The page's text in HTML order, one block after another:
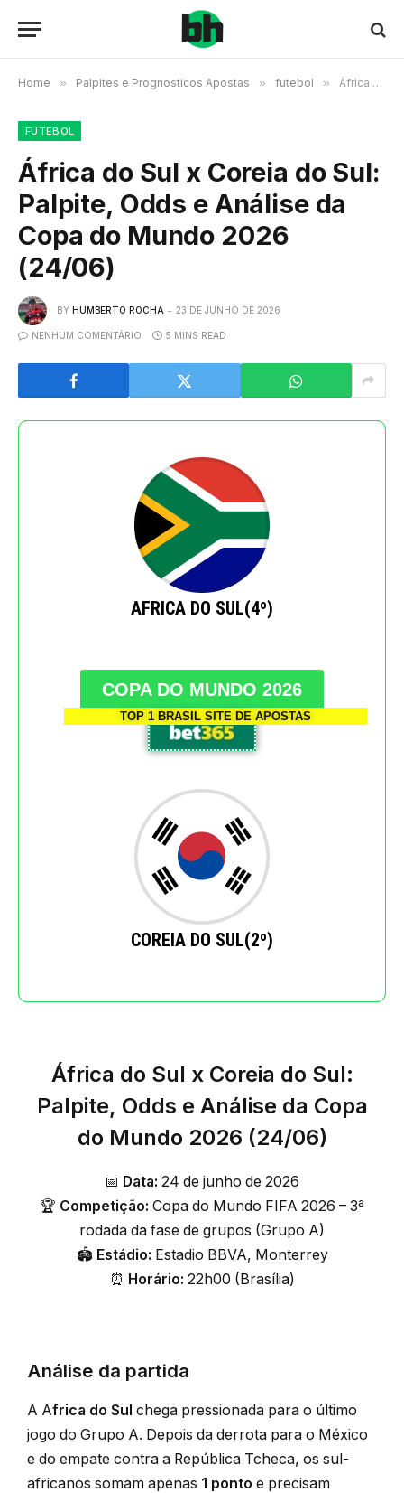
Home » Palpites e Prognosticos Apostas » futebol » África do Sul x Coreia do Sul: Palpite, Odds e Análise da Copa do Mundo 2026 (24/06)
FUTEBOL
África do Sul x Coreia do Sul:
Palpite, Odds e Análise da
Copa do Mundo 2026
(24/06)
BY HUMBERTO ROCHA 23 DE JUNHO DE 2026
NENHUM COMENTÁRIO 5 MINS READ
AFRICA DO SUL(4º)
COPA DO MUNDO 2026
TOP 1 BRASIL SITE DE APOSTAS
COREIA DO SUL(2º)
África do Sul x Coreia do Sul:
Palpite, Odds e Análise da Copa
do Mundo 2026 (24/06)
📅 Data: 24 de junho de 2026
🏆 Competição: Copa do Mundo FIFA 2026 – 3ª
rodada da fase de grupos (Grupo A)
🏟️ Estádio: Estadio BBVA, Monterrey
⏰ Horário: 22h00 (Brasília)
Análise da partida
A Africa do Sul chega pressionada para o último
jogo do Grupo A. Depois da derrota para o México
e do empate contra a República Tcheca, os sul-
africanos somam apenas 1 ponto e precisam